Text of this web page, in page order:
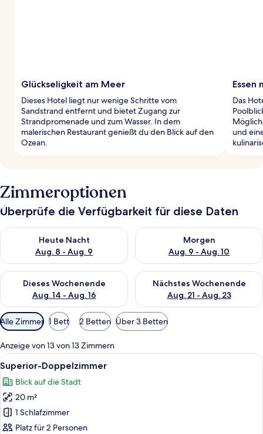
Glückseligkeit am Meer
Dieses Hotel liegt nur wenige Schritte vom
Sandstrand entfernt und bietet Zugang zur
Strandpromenade und zum Wasser. In dem
malerischen Restaurant genießt du den Blick auf den
Ozean.
Essen
Das
und
Zimmeroptionen
Überprüfe die Verfügbarkeit für diese Daten
Heute Nacht
Aug. 8 - Aug. 9
Überprüfe die Verfügbarkeit für heute Nacht, Aug. 8 - Aug. 9.
Morgen
Aug. 9 - Aug. 10
Überprüfe die Verfügbarkeit
Dieses Wochenende
Aug. 14 - Aug. 16
Überprüfe die Verfügbarkeit für dieses Wochenende, Aug. 14
Nächstes Wochenende
Aug. 21 - Aug. 23
Überprüfe die Verfügbarkeit
Verfügbare
Filter
für
Zimmer
Alle Zimmer 1 Bett 2 Betten Über 3 Betten
Anzeige von 13 von 13 Zimmern
Alle
Fotos
für
Superior-
Doppelzimmer
anzeigen
Ein Hotelzimmer mit einem großen
5
Superior-Doppelzimmer
Blick auf die Stadt
20 m²
1 Schlafzimmer
Platz für 2 Personen